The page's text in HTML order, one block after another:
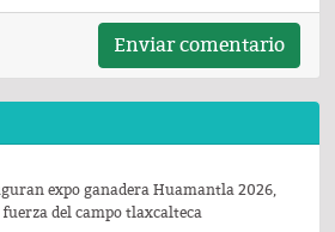
Enviar comentario
expo ganadera Huamantla 2026,
fuerza del campo tlaxcalteca